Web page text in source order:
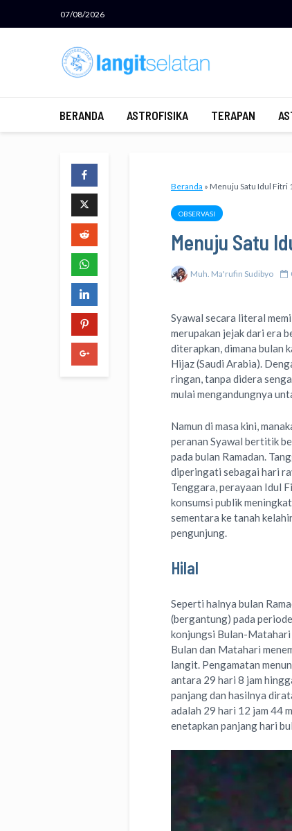
07/08/2026
BERANDA ASTROFISIKA TERAPAN
Beranda » Menuju Satu Idul Fitri
OBSERVASI
Menuju Satu
Muh. Ma'rufin Sudibyo
Syawal secara literal
merupakan jejak dari era
diterapkan, dimana bulan
Hijaz (Saudi Arabia).
ringan, tanpa didera
mulai mengandungnya
Namun di masa kini,
peranan Syawal bertitik
pada bulan Ramadan.
diperingati sebagai hari
Tenggara, perayaan Idul
konsumsi publik
sementara ke tanah
pengunjung.
Hilal
Seperti halnya bulan
(bergantung) pada
konjungsi Bulan-
Bulan dan Matahari
langit. Pengamatan
antara 29 hari 8 jam
panjang dan hasilnya
adalah 29 hari 12 jam 44
enetapkan panjang hari